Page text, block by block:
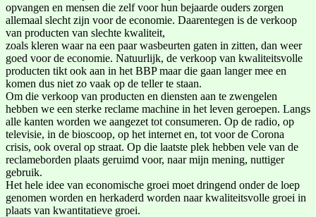
opvangen en mensen die zelf voor hun bejaarde ouders zorgen
allemaal slecht zijn voor de economie. Daarentegen is de verkoop
van producten van slechte kwaliteit,
zoals kleren waar na een paar wasbeurten gaten in zitten, dan weer
goed voor de economie. Natuurlijk, de verkoop van kwaliteitsvolle
producten tikt ook aan in het BBP maar die gaan langer mee en
komen dus niet zo vaak op de teller te staan.
Om die verkoop van producten en diensten aan te zwengelen
hebben we een sterke reclame machine in het leven geroepen. Langs
alle kanten worden we aangezet tot consumeren. Op de radio, op
televisie, in de bioscoop, op het internet en, tot voor de Corona
crisis, ook overal op straat. Op die laatste plek hebben vele van de
reclameborden plaats geruimd voor, naar mijn mening, nuttiger
gebruik.
Het hele idee van economische groei moet dringend onder de loep
genomen worden en herkaderd worden naar kwaliteitsvolle groei in
plaats van kwantitatieve groei.